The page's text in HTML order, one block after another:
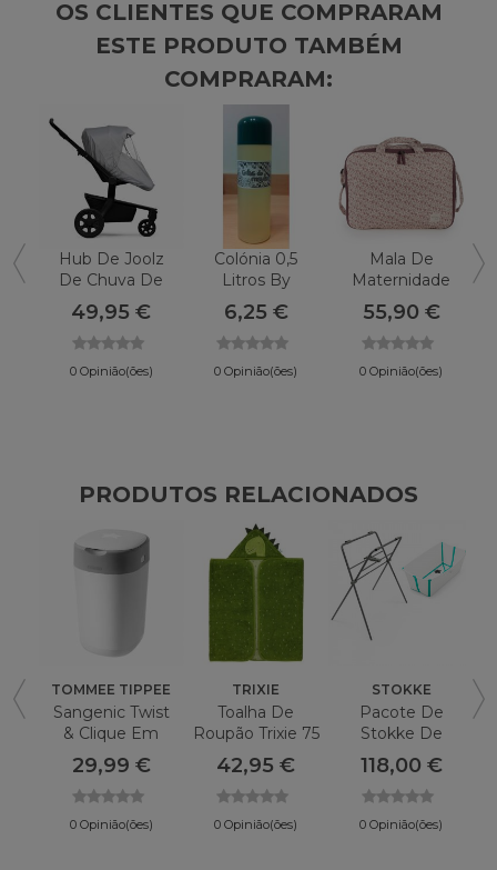
OS CLIENTES QUE COMPRARAM
ESTE PRODUTO TAMBÉM
COMPRARAM:
Hub De Joolz
De Chuva De
Plástico
49,95 €
0 Opinião(ões)
Colónia 0,5
Litros By
MAYFER
6,25 €
0 Opinião(ões)
Mala De
Maternidade
Walking Mum
Gala
55,90 €
0 Opinião(ões)
PRODUTOS RELACIONADOS
TOMMEE TIPPEE
Sangenic Twist
& Clique Em
Recipiente De
Fralda
29,99 €
0 Opinião(ões)
TRIXIE
Toalha De
Roupão Trixie 75
X 130 Cm
42,95 €
0 Opinião(ões)
STOKKE
Pacote De
Stokke De
Banho Flexível
E Pernas
118,00 €
0 Opinião(ões)